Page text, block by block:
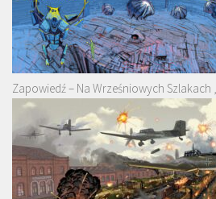
Zapowiedź – Na Wrześniowych Szlakach